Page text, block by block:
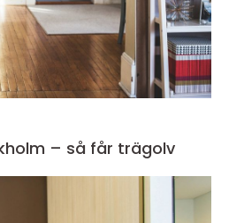
– så får trägolv